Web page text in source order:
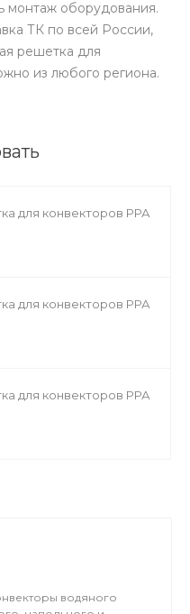
монтаж оборудования.
ТК по всей России,
решетка для
из любого региона.
для конвекторов РРА
для конвекторов РРА
для конвекторов РРА
водяного